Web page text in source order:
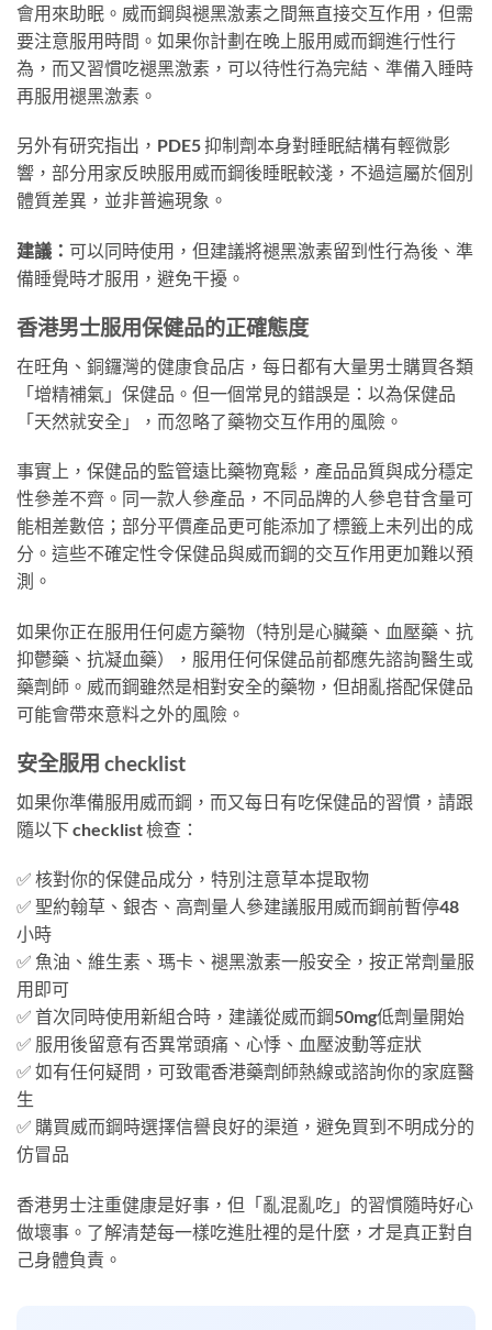
會用來助眠。威而鋼與褪黑激素之間無直接交互作用，但需
要注意服用時間。如果你計劃在晚上服用威而鋼進行性行
為，而又習慣吃褪黑激素，可以待性行為完結、準備入睡時
再服用褪黑激素。
另外有研究指出，PDE5 抑制劑本身對睡眠結構有輕微影
響，部分用家反映服用威而鋼後睡眠較淺，不過這屬於個別
體質差異，並非普遍現象。
建議： 可以同時使用，但建議將褪黑激素留到性行為後、準
備睡覺時才服用，避免干擾。
香港男士服用保健品的正確態度
在旺角、銅鑼灣的健康食品店，每日都有大量男士購買各類
「增精補氣」保健品。但一個常見的錯誤是：以為保健品
「天然就安全」，而忽略了藥物交互作用的風險。
事實上，保健品的監管遠比藥物寬鬆，產品品質與成分穩定
性參差不齊。同一款人參產品，不同品牌的人參皂苷含量可
能相差數倍；部分平價產品更可能添加了標籤上未列出的成
分。這些不確定性令保健品與威而鋼的交互作用更加難以預
測。
如果你正在服用任何處方藥物（特別是心臟藥、血壓藥、抗
抑鬱藥、抗凝血藥），服用任何保健品前都應先諮詢醫生或
藥劑師。威而鋼雖然是相對安全的藥物，但胡亂搭配保健品
可能會帶來意料之外的風險。
安全服用 checklist
如果你準備服用威而鋼，而又每日有吃保健品的習慣，請跟
隨以下 checklist 檢查：
✅ 核對你的保健品成分，特別注意草本提取物
✅ 聖約翰草、銀杏、高劑量人參建議服用威而鋼前暫停48
小時
✅ 魚油、維生素、瑪卡、褪黑激素一般安全，按正常劑量服
用即可
✅ 首次同時使用新組合時，建議從威而鋼50mg低劑量開始
✅ 服用後留意有否異常頭痛、心悸、血壓波動等症狀
✅ 如有任何疑問，可致電香港藥劑師熱線或諮詢你的家庭醫
生
✅ 購買威而鋼時選擇信譽良好的渠道，避免買到不明成分的
仿冒品
香港男士注重健康是好事，但「亂混亂吃」的習慣隨時好心
做壞事。了解清楚每一樣吃進肚裡的是什麼，才是真正對自
己身體負責。